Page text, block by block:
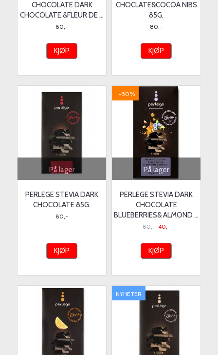
CHOCOLATE DARK
CHOCOLATE &FLEUR DE ...
80,-
KJØP
CHOCLATE&COCOA NIBS
85G.
80,-
KJØP
På lager
PERLEGE STEVIA DARK
CHOCOLATE 85G.
80,-
KJØP
På lager
-50%
PERLEGE STEVIA DARK
CHOCOLATE
BLUEBERRIES& ALMOND ...
80,- 40,-
KJØP
NYHETER